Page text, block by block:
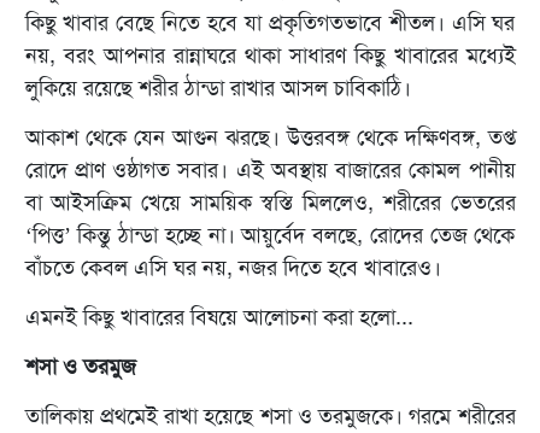
কিছু খাবার বেছে নিতে হবে যা প্রকৃতিগতভাবে শীতল। এসি ঘর
নয়, বরং আপনার রান্নাঘরে থাকা সাধারণ কিছু খাবারের মধ্যেই
লুকিয়ে রয়েছে শরীর ঠান্ডা রাখার আসল চাবিকাঠি।
আকাশ থেকে যেন আগুন ঝরছে। উত্তরবঙ্গ থেকে দক্ষিণবঙ্গ, তপ্ত
রোদে প্রাণ ওষ্ঠাগত সবার। এই অবস্থায় বাজারের কোমল পানীয়
বা আইসক্রিম খেয়ে সাময়িক স্বস্তি মিললেও, শরীরের ভেতরের
‘পিত্ত’ কিন্তু ঠান্ডা হচ্ছে না। আয়ুর্বেদ বলছে, রোদের তেজ থেকে
বাঁচতে কেবল এসি ঘর নয়, নজর দিতে হবে খাবারেও।
এমনই কিছু খাবারের বিষয়ে আলোচনা করা হলো...
শসা ও তরমুজ
তালিকায় প্রথমেই রাখা হয়েছে শসা ও তরমুজকে। গরমে শরীরের